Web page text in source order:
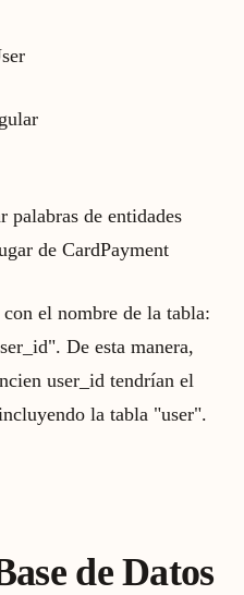
palabras de entidades
de CardPayment
el nombre de la tabla:
De esta manera,
user_id tendrían el
la tabla "user".
de Datos